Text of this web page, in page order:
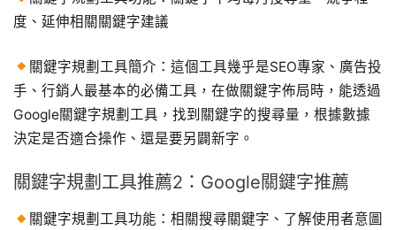
度、延伸相關關鍵字建議
關鍵字規劃工具簡介：這個工具幾乎是SEO專家、廣告投
手、行銷人最基本的必備工具，在做關鍵字佈局時，能透過
Google關鍵字規劃工具，找到關鍵字的搜尋量，根據數據
決定是否適合操作、還是要另闢新字。
關鍵字規劃工具推薦2：Google關鍵字推薦
關鍵字規劃工具功能：相關搜尋關鍵字、了解使用者意圖